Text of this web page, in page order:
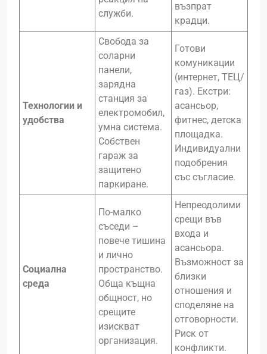
служби.
възпрат
крадци.
Технологии и
удобства
Свобода за
соларни
панели,
зарядна
станция за
електромобил,
умна система.
Собствен
гараж за
защитено
паркиране.
Готови
комуникации
(интернет, ТЕЦ/
газ). Екстри:
асансьор,
фитнес, детска
площадка.
Индивидуални
подобрения
със съгласие.
Социална
среда
По-малко
съседи –
повече тишина
и лично
пространство.
Обща къщна
общност, но
срещите
изискват
организация.
Непреодолими
срещи във
входа и
асансьора.
Възможност за
близки
отношения и
споделяне на
отговорности.
Риск от
конфликти.